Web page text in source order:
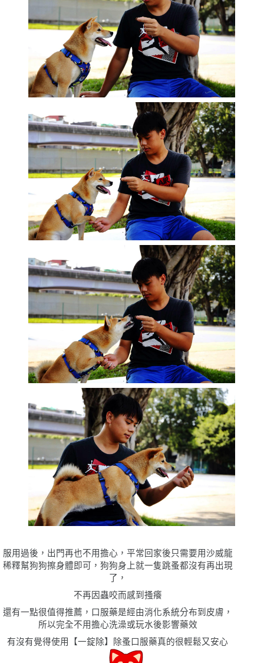
服用過後，出門再也不用擔心，平常回家後只需要用沙威龍
稀釋幫狗狗擦身體即可，狗狗身上就一隻跳蚤都沒有再出現
了，
不再因蟲咬而感到搔癢
還有一點很值得推薦，口服藥是經由消化系統分布到皮膚，
所以完全不用擔心洗澡或玩水後影響藥效
有沒有覺得使用【一錠除】除蚤口服藥真的很輕鬆又安心